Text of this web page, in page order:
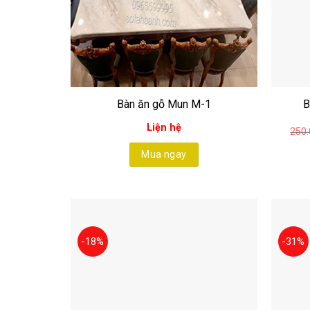
Bàn ăn gỗ Mun M-1
Liện hệ
Mua ngay
-18% -31%